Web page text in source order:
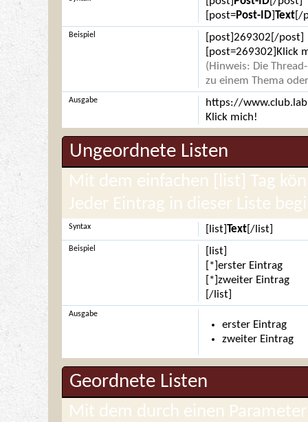
[post=Post-ID]Text[/
[post]269302[/post]
[post=269302]Klick
(Hinweis: Die
zu einem Thema
Beispiel
https://
Klick mich!
Ausgabe
Ungeordnete Listen
Mit dem einfachen [list] Tag
Jeder Eintrag in dieser Liste
[list]Text[/list]
Syntax
[list]
[*]erster Eintrag
[*]zweiter Eintrag
[/list]
Beispiel
erster Eintrag
zweiter Eintrag
Ausgabe
Geordnete Listen
Mit dem durch einen